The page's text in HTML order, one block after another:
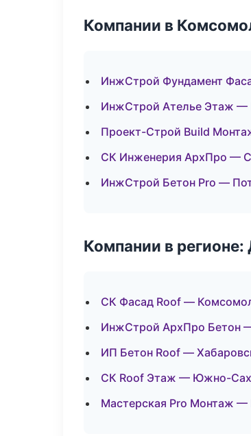
Компании в
ИнжСтрой Фундамент
ИнжСтрой Ателье Этаж —
Проект-Строй Build
СК Инженерия АрхПро —
ИнжСтрой Бетон Pro —
Компании в
СК Фасад Roof —
ИнжСтрой АрхПро Бетон
ИП Бетон Roof —
СК Roof Этаж — Южно-
Мастерская Pro Монтаж